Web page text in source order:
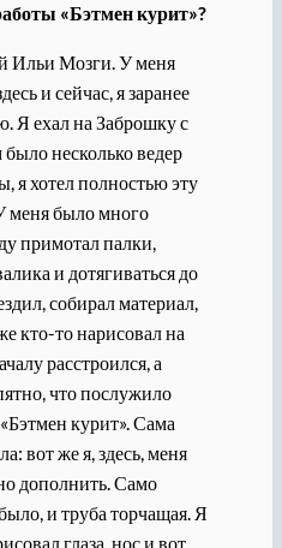
«Бэтмен курит»?
Ильи Мозги. У меня
и сейчас, я заранее
Я ехал на Заброшку с
несколько ведер
я хотел полностью эту
меня было много
примотал палки,
и дотягиваться до
собирал материал,
кто-то нарисовал на
расстроился, а
что послужило
курит». Сама
вот же я, здесь, меня
дополнить. Само
и труба торчащая. Я
глаза, нос и вот